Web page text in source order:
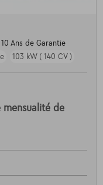
Ans de Garantie
103 kW ( 140 CV )
mensualité de